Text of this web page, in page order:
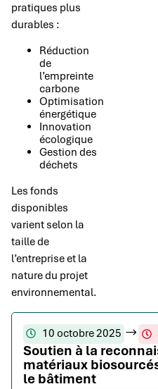
pratiques plus
durables :
Réduction
de
l’empreinte
carbone
Optimisation
énergétique
Innovation
écologique
Gestion des
déchets
Les fonds
disponibles
varient selon la
taille de
l’entreprise et la
nature du projet
environnemental.
10 octobre 2025
Soutien à la
matériaux
le bâtiment